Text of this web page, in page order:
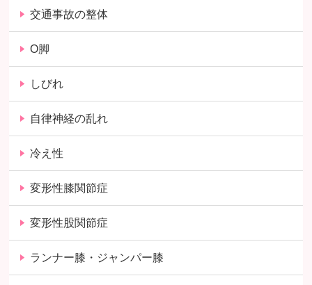
交通事故の整体
O脚
しびれ
自律神経の乱れ
冷え性
変形性膝関節症
変形性股関節症
ランナー膝・ジャンパー膝